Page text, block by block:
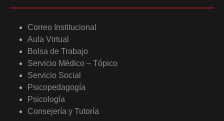
Correo Institucional
Aula Virtual
Bolsa de Trabajo
Servicio Médico – Tópico
Servicio Social
Psicopedagogía
Psicología
Consejería y Tutoría